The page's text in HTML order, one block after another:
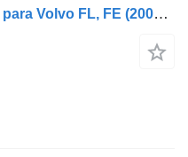
Volvo 7420814049 diferencial para Volvo FL, FE (2005-2014) cabeza tractora